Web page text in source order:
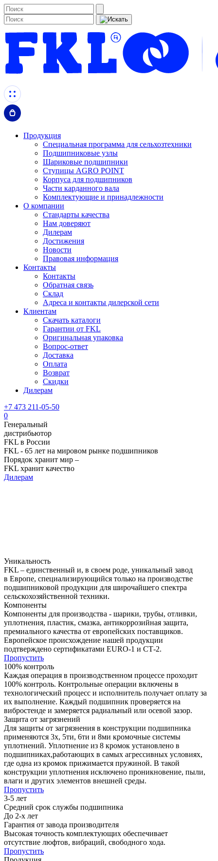
Продукция
Специальная программа для сельхозтехники
Подшипниковые узлы
Шариковые подшипники
Ступицы AGRO POINT
Корпуса для подшипников
Части карданного вала
Комплектующие и принадлежности
О компании
Стандарты качества
Нам доверяют
Дилерам
Достижения
Новости
Правовая информация
Контакты
Контакты
Обратная связь
Склад
Адреса и контакты дилерской сети
Клиентам
Скачать каталоги
Гарантии от FKL
Оригинальная упаковка
Вопрос-ответ
Доставка
Оплата
Возврат
Скидки
Дилерам
+7 473 211-05-50
0
Генеральный
дистрибьютор
FKL в России
FKL - 65 лет на мировом рынке подшипников
Порядок хранит мир –
FKL хранит качество
Дилерам
Уникальность
FKL – единственный и, в своем роде, уникальный завод
в Европе, специализирующийся только на производстве
подшипниковой продукции для широчайшего спектра
сельскохозяйственной техники.
Компоненты
Компоненты для производства - шарики, трубы, отливки,
уплотнения, пластик, смазка, антикоррозийная защита,
премиального качества от европейских поставщиков.
Европейское происхождение нашей продукции
подтверждено сертификатами EURO-1 и СТ-2.
Пропустить
100% контроль
Каждая операция в производственном процессе проходит
100% контроль. Контрольные операции включены в
технологический процесс и исполнитель получает оплату за
их выполнение. Каждый подшипник проверяется на
вибростенде и замеряется радиальный или осевой зазор.
Защита от загрязнений
Для защиты от загрязнения в конструкции подшипника
применяются 3х, 5ти, 6ти и 8ми кромочные системы
уплотнений. Уплотнение из 8 кромок установлено в
подшипниках,работающих в самых агрессивных условиях,
где одна из кромок прижимается пружиной. В такой
конструкции уплотнения исключено проникновение, пыли,
влаги и других элементов внешней среды.
Пропустить
3-5 лет
Средний срок службы подшипника
До 2-х лет
Гарантия от завода производителя
Высокая точность комплектующих обеспечивает
отсутствие люфтов, вибраций, свободного хода.
Пропустить